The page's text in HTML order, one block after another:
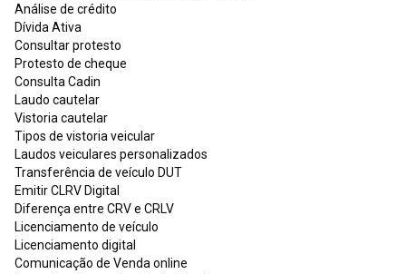
Análise de crédito
Dívida Ativa
Consultar protesto
Protesto de cheque
Consulta Cadin
Laudo cautelar
Vistoria cautelar
Tipos de vistoria veicular
Laudos veiculares personalizados
Transferência de veículo DUT
Emitir CLRV Digital
Diferença entre CRV e CRLV
Licenciamento de veículo
Licenciamento digital
Comunicação de Venda online